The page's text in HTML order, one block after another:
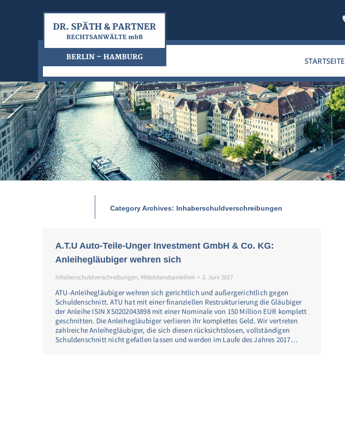
STARTSEITE
Category Archives: Inhaberschuldverschreibungen
A.T.U Auto-Teile-Unger Investment GmbH & Co. KG:
Anleihegläubiger wehren sich
Inhaberschuldverschreibungen, Mittelstandsanleihen 2. Juni 2017
ATU-Anleihegläubiger wehren sich gerichtlich und außergerichtlich gegen
Schuldenschnitt. ATU hat mit einer finanziellen Restrukturierung die Gläubiger
der Anleihe ISIN XS0202043898 mit einer Nominale von 150 Million EUR komplett
geschnitten. Die Anleihegläubiger verlieren ihr komplettes Geld. Wir vertreten
zahlreiche Anleihegläubiger, die sich diesen rücksichtslosen, vollständigen
Schuldenschnitt nicht gefallen lassen und werden im Laufe des Jahres 2017…